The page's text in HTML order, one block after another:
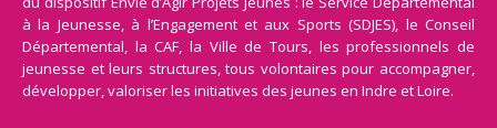
à la Jeunesse, à l’Engagement et aux Sports (SDJES), le Conseil
Départemental, la CAF, la Ville de Tours, les professionnels de
jeunesse et leurs structures, tous volontaires pour accompagner,
développer, valoriser les initiatives des jeunes en Indre et Loire.